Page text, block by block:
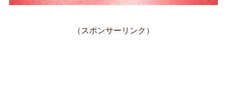
（スポンサーリンク）